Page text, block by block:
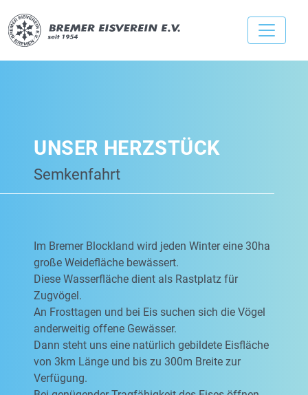
UNSER HERZSTÜCK
Semkenfahrt
Im Bremer Blockland wird jeden Winter eine 30ha
große Weidefläche bewässert.
Diese Wasserfläche dient als Rastplatz für
Zugvögel.
An Frosttagen und bei Eis suchen sich die Vögel
anderweitig offene Gewässer.
Dann steht uns eine natürlich gebildete Eisfläche
von 3km Länge und bis zu 300m Breite zur
Verfügung.